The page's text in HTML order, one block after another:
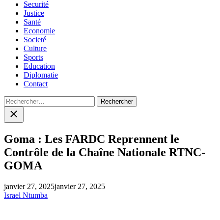
Securité
Justice
Santé
Economie
Societé
Culture
Sports
Education
Diplomatie
Contact
Rechercher :
Close
search
Goma : Les FARDC Reprennent le
Contrôle de la Chaîne Nationale RTNC-
GOMA
janvier 27, 2025janvier 27, 2025
Israel Ntumba